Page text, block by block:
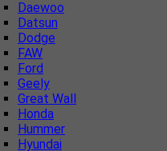
Daewoo
Datsun
Dodge
FAW
Ford
Geely
Great Wall
Honda
Hummer
Hyundai